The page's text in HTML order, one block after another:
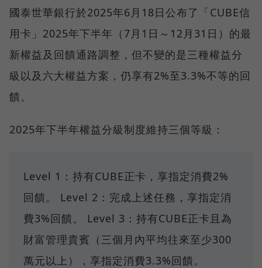
國泰世華銀行於2025年6月18日公布了「CUBE信
用卡」2025年下半年（7月1日～12月31日）的最
新權益及回饋通路調整，但不變的是三種權益分
級以及六大權益方案，仍享有2%至3.3%不等的回
饋。
2025年下半年權益分級制度維持三個等級：
Level 1：持有CUBE正卡，享指定消費2%
回饋。 Level 2：完成上述任務，享指定消
費3%回饋。 Level 3：持有CUBE正卡且為
財富管理貴賓（三個月內平均往來至少300
萬元以上），享指定消費3.3%回饋。